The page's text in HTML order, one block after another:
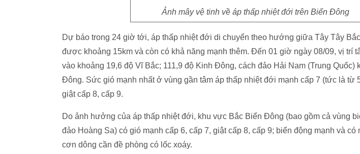
Ảnh mây vệ tinh về áp thấp nhiệt đới trên Biển Đông
Dự báo trong 24 giờ tới, áp thấp nhiệt đới di chuyển theo hướng giữa Tây Tây
được khoảng 15km và còn có khả năng mạnh thêm. Đến 01 giờ ngày 08/09, vị trí
vào khoảng 19,6 độ Vĩ Bắc; 111,9 độ Kinh Đông, cách đảo Hải Nam (Trung Quốc)
Đông. Sức gió mạnh nhất ở vùng gần tâm áp thấp nhiệt đới mạnh cấp 7 (tức là từ
giật cấp 8, cấp 9.
Do ảnh hưởng của áp thấp nhiệt đới, khu vực Bắc Biển Đông (bao gồm cả vùng
đảo Hoàng Sa) có gió mạnh cấp 6, cấp 7, giật cấp 8, cấp 9; biển động mạnh và có
cơn dông cần đề phòng có lốc xoáy.